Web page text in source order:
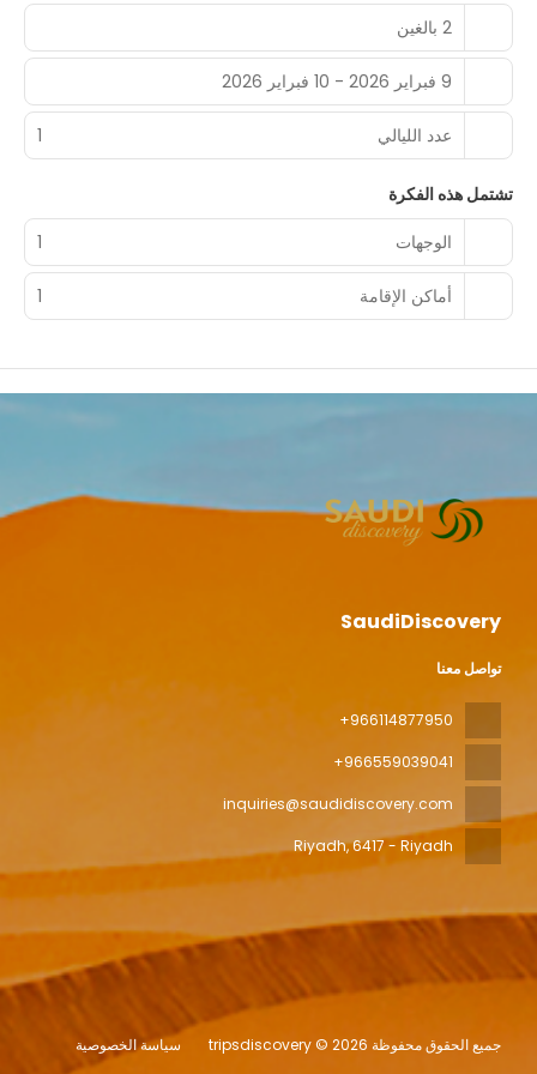
تتميز بوجود ثلاجات. يُتاح لك اتصال لاسلكي بالإنترنت مجانًا لتبقى على
اتصال دائمًا. تضم الحمامات وحدات دش مع أحواض استحمام
ومستلزمات مجانية للعناية الشخصية ومجففات شعر. تشتمل وسائل
الراحة المتاحة على هواتف، بالإضافة إلى خزنات ومكاتب.
استمتع بوجبة في مطعم منشأة فندقية، أو أقم هنا للاسترخاء والاستفادة
صباحًا مقابل رسم إضافي.
تضم وسائل الرائحة المميزة مركز لرجال الأعمال وخدمة سريعة
لإجراءات تسجيل الوصول وخدمة سريعة لإنهاء إجراءات المغادرة. يتم
توفير حافلة للتوصيل من وإلى المطار مقابل تكلفة إضافية (متوفرة
2 بالغين
9 فبراير 2026 - 10 فبراير 2026
عدد الليالي 1
تشتمل هذه الفكرة
الوجهات
1
أماكن الإقامة 1
SaudiDiscovery
تواصل معنا
+966114877950
+966559039041
inquiries@saudidiscovery.com
Riyadh, 6417 - Riyadh
جميع الحقوق محفوظة tripsdiscovery © 2026 سياسة الخصوصية